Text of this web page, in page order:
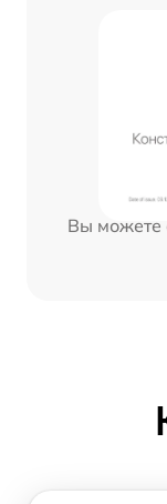
Вы можете